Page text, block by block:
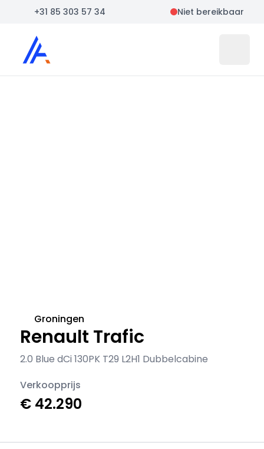
+31 85 303 57 34 Niet bereikbaar
Auto Atlas
Renault Trafic
2.0 Blue dCi 130PK T29 L2H1 Dubbelcabine
Groningen
Verkoopprijs
€ 42.290